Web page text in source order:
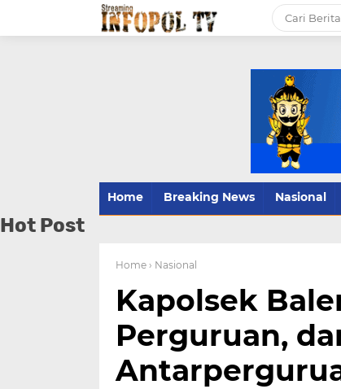
Home Breaking News Nasional
Hot Post
Home › Nasional
Kapolsek
Perguruan,